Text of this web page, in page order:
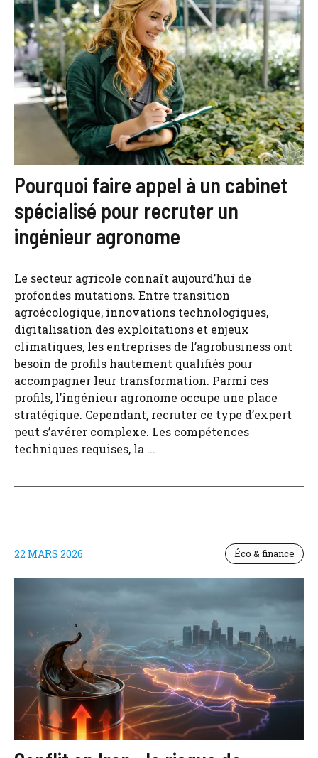
Pourquoi faire appel à un cabinet
spécialisé pour recruter un
ingénieur agronome
Le secteur agricole connaît aujourd’hui de
profondes mutations. Entre transition
agroécologique, innovations technologiques,
digitalisation des exploitations et enjeux
climatiques, les entreprises de l’agrobusiness ont
besoin de profils hautement qualifiés pour
accompagner leur transformation. Parmi ces
profils, l’ingénieur agronome occupe une place
stratégique. Cependant, recruter ce type d’expert
peut s’avérer complexe. Les compétences
techniques requises, la ...
22 MARS 2026 Éco & finance